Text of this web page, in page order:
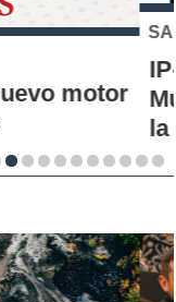
Hubs
impulsar